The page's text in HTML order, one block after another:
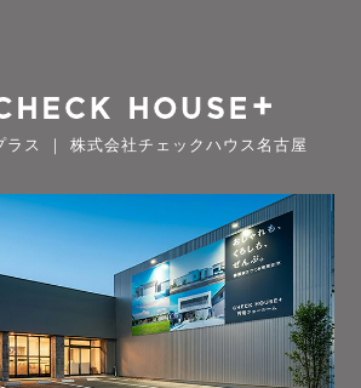
ラス ｜ 株式会社チェックハウス名古屋